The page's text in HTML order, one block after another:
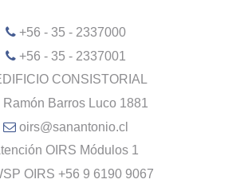
+56 - 35 - 2337000
+56 - 35 - 2337001
CONSISTORIAL
Ramón Barros Luco 1881
oirs@sanantonio.cl
OIRS Módulos 1
OIRS +56 9 6190 9067